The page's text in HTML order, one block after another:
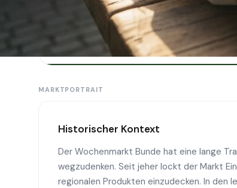
Über den Markt
MARKTPORTRAIT
Historischer Kontext
Der Wochenmarkt Bunde hat eine lange
wegzudenken. Seit jeher lockt der Markt
regionalen Produkten einzudecken. In